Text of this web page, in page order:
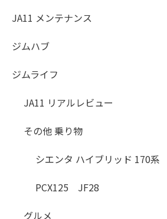
JA11 メンテナンス
ジムハブ
ジムライフ
JA11 リアルレビュー
その他 乗り物
シエンタ ハイブリッド 170系
PCX125 JF28
グルメ